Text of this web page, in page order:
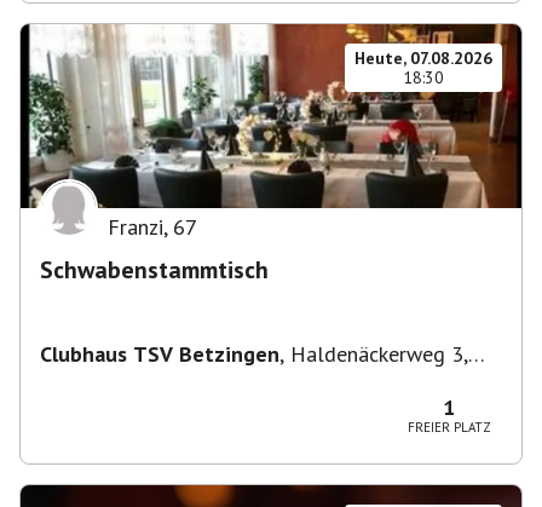
Heute, 07.08.2026
18:30
Franzi, 67
Schwabenstammtisch
Clubhaus TSV Betzingen, Haldenäckerweg 3,
1
FREIER PLATZ